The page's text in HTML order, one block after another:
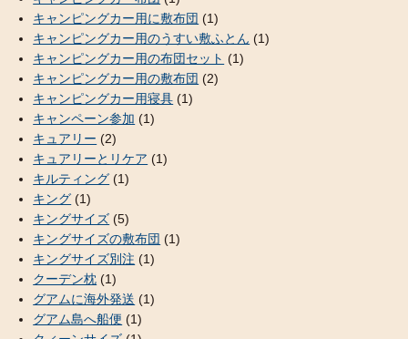
キャンピングカー用に敷布団 (1)
キャンピングカー用のうすい敷ふとん (1)
キャンピングカー用の布団セット (1)
キャンピングカー用の敷布団 (2)
キャンピングカー用寝具 (1)
キャンペーン参加 (1)
キュアリー (2)
キュアリーとリケア (1)
キルティング (1)
キング (1)
キングサイズ (5)
キングサイズの敷布団 (1)
キングサイズ別注 (1)
クーデン枕 (1)
グアムに海外発送 (1)
グアム島へ船便 (1)